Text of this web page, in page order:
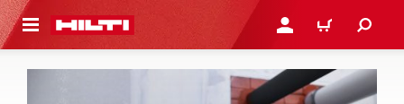
HLAVNÝ OBSAH PRIHLÁSIŤ ALEBO
KOŠÍK